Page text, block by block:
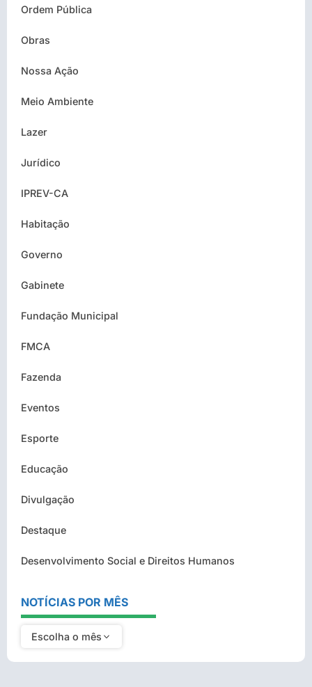
Ordem Pública
Obras
Nossa Ação
Meio Ambiente
Lazer
Jurídico
IPREV-CA
Habitação
Governo
Gabinete
Fundação Municipal
FMCA
Fazenda
Eventos
Esporte
Educação
Divulgação
Destaque
Desenvolvimento Social e Direitos Humanos
NOTÍCIAS POR MÊS
Escolha o mês